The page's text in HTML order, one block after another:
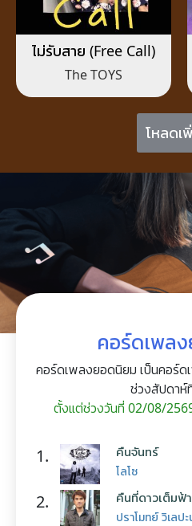
ไม่รับสาย (Free Call)
The TOYS
โหลดเ
คอร์ดเพล
คอร์ดเพลงยอดนิยม เป็นคอร์ด
ช่วงสัปดาห์
ตั้งแต่ช่วงวันที่ 02/08/
1. คืนจันทร์
โลโซ
2. คืนที่ดาวเต็มฟ้า
ปราโมทย์ วิเลปะ